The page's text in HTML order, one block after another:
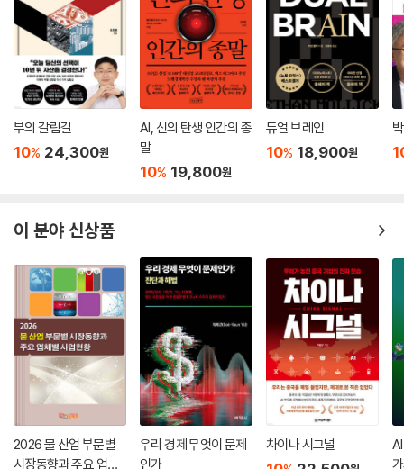
부의 갈림길
10% 24,300원
AI, 신의 탄생 인간의 종
말
10% 19,800원
듀얼 브레인
10% 18,900원
이 분야 신상품
2026 물 산업 부문별
시장동향과 주요 업체
우리 경제 무엇이 문제
인가
차이나 시그널